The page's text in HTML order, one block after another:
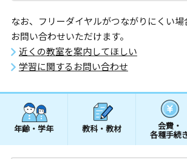
なお、フリーダイヤルがつながりにくい
お問い合わせいただけます。
近くの教室を案内してほしい
学習に関するお問い合わせ
年齢・学年 教科・教材 会費・
各種手続